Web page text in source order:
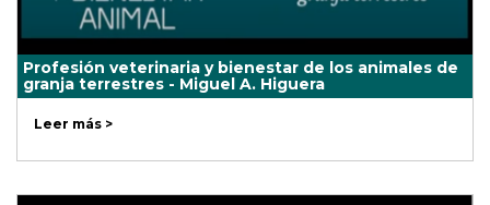
Profesión veterinaria y bienestar de los animales de
granja terrestres - Miguel A. Higuera
Leer más >